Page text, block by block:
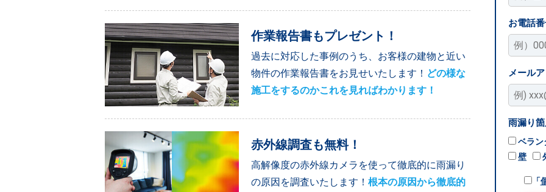
作業報告書もプレゼント！
過去に対応した事例のうち、お客様の建物と近い
物件の作業報告書をお見せいたします！ どの様な
施工をするのかこれを見ればわかります！
赤外線調査も無料！
高解像度の赤外線カメラを使って徹底的に雨漏り
の原因を調査いたします！ 根本の原因から徹底的
お電話
メール
雨漏り
ベラン
壁
「